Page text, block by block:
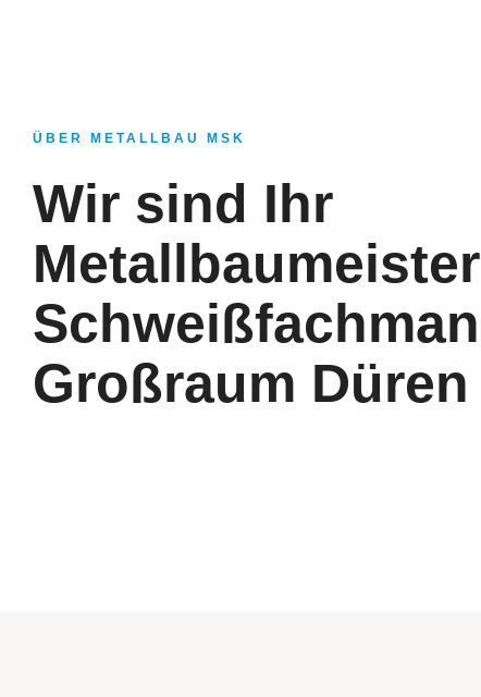
ÜBER METALLBAU MSK
Wir sind Ihr
Großraum Düren